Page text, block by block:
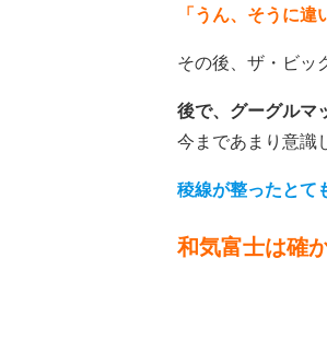
「うん、そうに違
その後、ザ・ビッ
後で、グーグルマ
今まであまり意識
稜線が整ったとて
和気富士は確